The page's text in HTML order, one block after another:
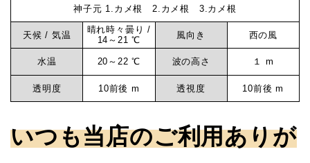
元
マ
ン
ビ
ロ
神子元 1.カメ根 2.カメ根 3.カメ根
天候 / 気温
晴れ時々曇り /
14～21 ℃
風向き 西の風
水温 20～22 ℃ 波の高さ １ m
透明度 10前後 m 透視度 10前後 m
いつも当店のご利用ありが